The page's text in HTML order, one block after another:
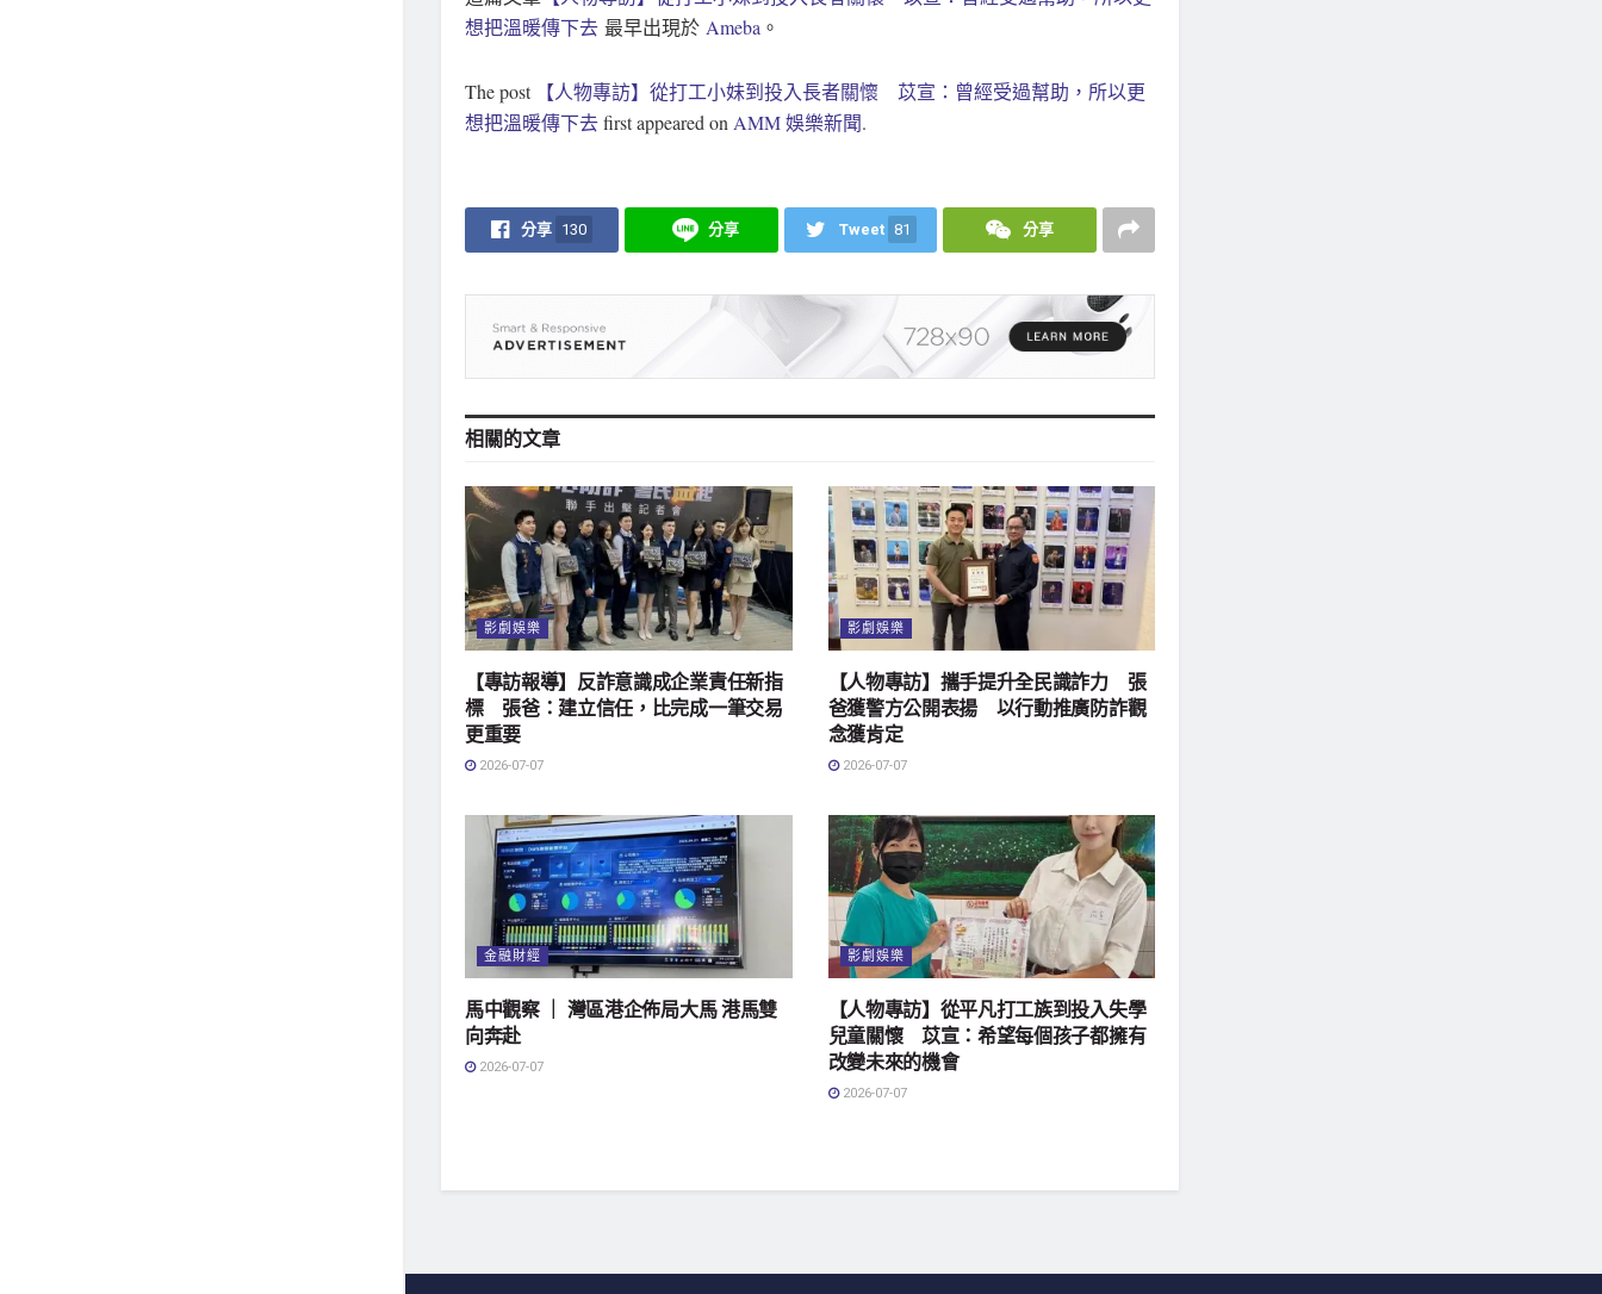
想把溫暖傳下去 最早出現於 Ameba 。
The post
【人物專訪】從打工小妹到投入長者關懷 苡宣：曾經受過幫助，所以更
想把溫暖傳下去first appeared on AMM 娛樂新聞.
分享 130 分享 Tweet 81 分享
相關的文章
影劇娛樂
【專訪報導】反詐意識成企業責任新指
標 張爸：建立信任，比完成一筆交易
更重要
2026-07-07
影劇娛樂
【人物專訪】攜手提升全民識詐力 張
爸獲警方公開表揚 以行動推廣防詐觀
念獲肯定
2026-07-07
金融財經
馬中觀察 ｜ 灣區港企佈局大馬 港馬雙
向奔赴
2026-07-07
影劇娛樂
【人物專訪】從平凡打工族到投入失學
兒童關懷 苡宣：希望每個孩子都擁有
改變未來的機會
2026-07-07